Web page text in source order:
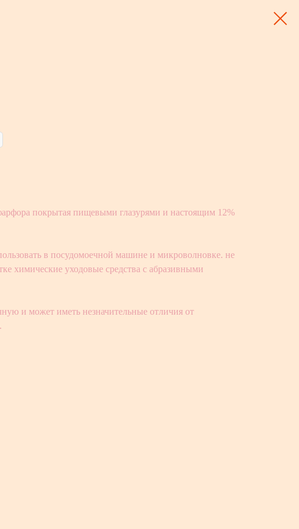
покрытая пищевыми глазурями и настоящим 12%
в посудомоечной машине и микроволновке. не
химические уходовые средства с абразивными
и может иметь незначительные отличия от